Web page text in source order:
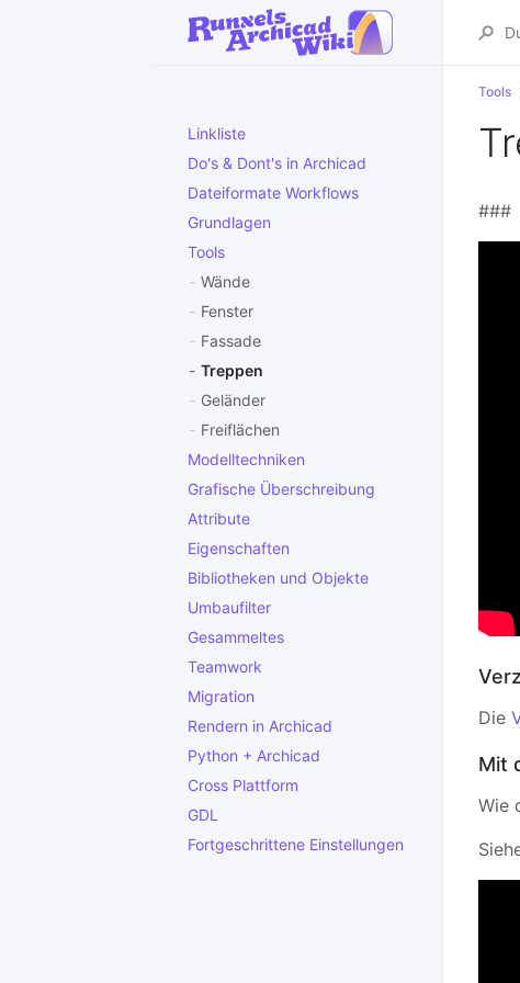
Linkliste
Do's & Dont's in Archicad
Dateiformate Workflows
Grundlagen
Tools
Wände
Fenster
Fassade
Treppen
Geländer
Freiflächen
Modelltechniken
Grafische Überschreibung
Attribute
Eigenschaften
Bibliotheken und Objekte
Umbaufilter
Gesammeltes
Teamwork
Migration
Rendern in Archicad
Python + Archicad
Cross Plattform
GDL
Fortgeschrittene Einstellungen
Tools
###
Die
Mit
Wie